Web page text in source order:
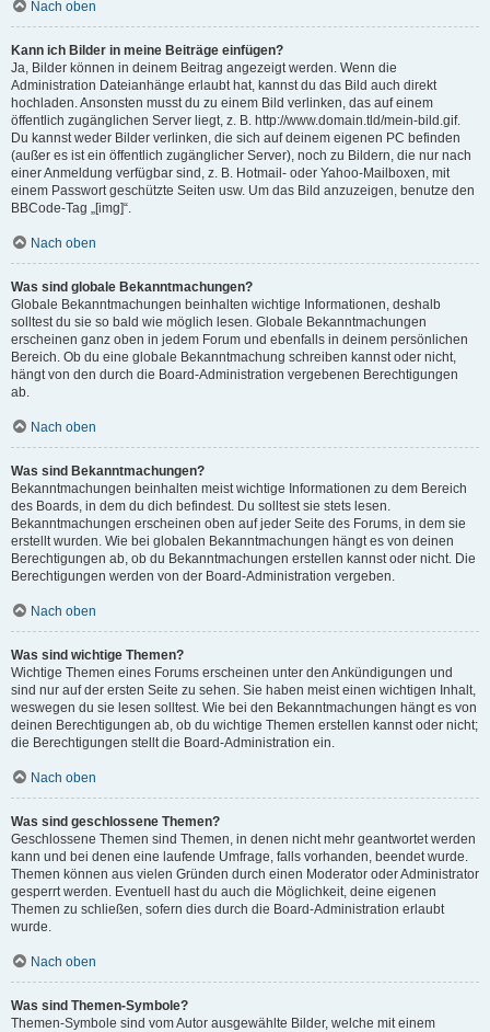
Nach oben
Kann ich Bilder in meine Beiträge einfügen?
Ja, Bilder können in deinem Beitrag angezeigt werden. Wenn die
Administration Dateianhänge erlaubt hat, kannst du das Bild auch direkt
hochladen. Ansonsten musst du zu einem Bild verlinken, das auf einem
öffentlich zugänglichen Server liegt, z. B. http://www.domain.tld/mein-bild.gif.
Du kannst weder Bilder verlinken, die sich auf deinem eigenen PC befinden
(außer es ist ein öffentlich zugänglicher Server), noch zu Bildern, die nur nach
einer Anmeldung verfügbar sind, z. B. Hotmail- oder Yahoo-Mailboxen, mit
einem Passwort geschützte Seiten usw. Um das Bild anzuzeigen, benutze den
BBCode-Tag „[img]“.
Nach oben
Was sind globale Bekanntmachungen?
Globale Bekanntmachungen beinhalten wichtige Informationen, deshalb
solltest du sie so bald wie möglich lesen. Globale Bekanntmachungen
erscheinen ganz oben in jedem Forum und ebenfalls in deinem persönlichen
Bereich. Ob du eine globale Bekanntmachung schreiben kannst oder nicht,
hängt von den durch die Board-Administration vergebenen Berechtigungen
ab.
Nach oben
Was sind Bekanntmachungen?
Bekanntmachungen beinhalten meist wichtige Informationen zu dem Bereich
des Boards, in dem du dich befindest. Du solltest sie stets lesen.
Bekanntmachungen erscheinen oben auf jeder Seite des Forums, in dem sie
erstellt wurden. Wie bei globalen Bekanntmachungen hängt es von deinen
Berechtigungen ab, ob du Bekanntmachungen erstellen kannst oder nicht. Die
Berechtigungen werden von der Board-Administration vergeben.
Nach oben
Was sind wichtige Themen?
Wichtige Themen eines Forums erscheinen unter den Ankündigungen und
sind nur auf der ersten Seite zu sehen. Sie haben meist einen wichtigen Inhalt,
weswegen du sie lesen solltest. Wie bei den Bekanntmachungen hängt es von
deinen Berechtigungen ab, ob du wichtige Themen erstellen kannst oder nicht;
die Berechtigungen stellt die Board-Administration ein.
Nach oben
Was sind geschlossene Themen?
Geschlossene Themen sind Themen, in denen nicht mehr geantwortet werden
kann und bei denen eine laufende Umfrage, falls vorhanden, beendet wurde.
Themen können aus vielen Gründen durch einen Moderator oder Administrator
gesperrt werden. Eventuell hast du auch die Möglichkeit, deine eigenen
Themen zu schließen, sofern dies durch die Board-Administration erlaubt
wurde.
Nach oben
Was sind Themen-Symbole?
Themen-Symbole sind vom Autor ausgewählte Bilder, welche mit einem